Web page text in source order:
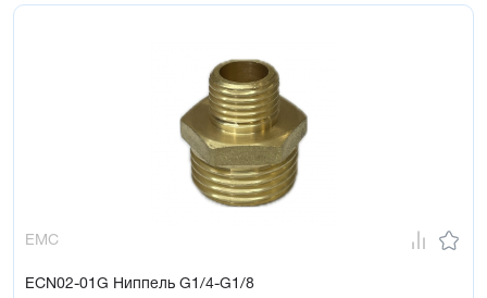
EMC
ECN02-01G Ниппель G1/4-G1/8